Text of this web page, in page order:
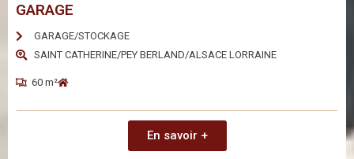
GARAGE
GARAGE/STOCKAGE
SAINT CATHERINE/PEY BERLAND/ALSACE LORRAINE
60 m²
En savoir +